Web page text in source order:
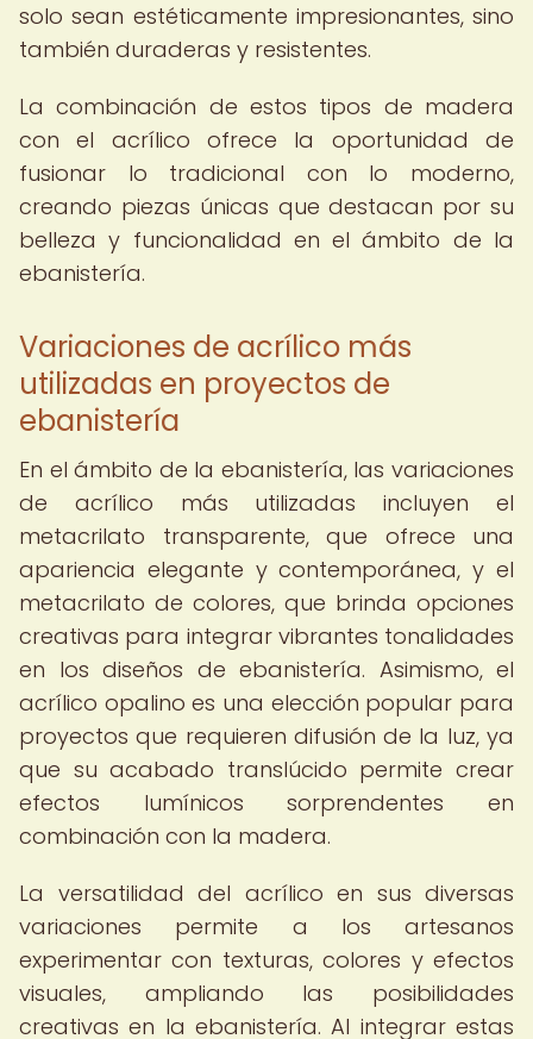
solo sean estéticamente impresionantes, sino
también duraderas y resistentes.
La combinación de estos tipos de madera
con el acrílico ofrece la oportunidad de
fusionar lo tradicional con lo moderno,
creando piezas únicas que destacan por su
belleza y funcionalidad en el ámbito de la
ebanistería.
Variaciones de acrílico más
utilizadas en proyectos de
ebanistería
En el ámbito de la ebanistería, las variaciones
de acrílico más utilizadas incluyen el
metacrilato transparente, que ofrece una
apariencia elegante y contemporánea, y el
metacrilato de colores, que brinda opciones
creativas para integrar vibrantes tonalidades
en los diseños de ebanistería. Asimismo, el
acrílico opalino es una elección popular para
proyectos que requieren difusión de la luz, ya
que su acabado translúcido permite crear
efectos lumínicos sorprendentes en
combinación con la madera.
La versatilidad del acrílico en sus diversas
variaciones permite a los artesanos
experimentar con texturas, colores y efectos
visuales, ampliando las posibilidades
creativas en la ebanistería. Al integrar estas